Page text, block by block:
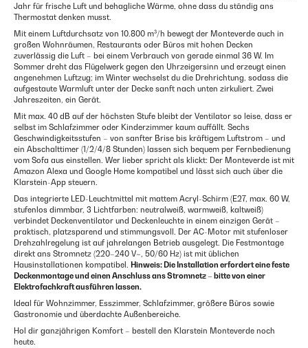
Jahr für frische Luft und behagliche Wärme, ohne dass du ständig ans
Thermostat denken musst.
Mit einem Luftdurchsatz von 10.800 m³/h bewegt der Monteverde auch in
großen Wohnräumen, Restaurants oder Büros mit hohen Decken
zuverlässig die Luft – bei einem Verbrauch von gerade einmal 36 W. Im
Sommer dreht das Flügelwerk gegen den Uhrzeigersinn und erzeugt einen
angenehmen Luftzug; im Winter wechselst du die Drehrichtung, sodass die
aufgestaute Warmluft unter der Decke sanft nach unten zirkuliert. Zwei
Jahreszeiten, ein Gerät.
Mit max. 40 dB auf der höchsten Stufe bleibt der Ventilator so leise, dass er
selbst im Schlafzimmer oder Kinderzimmer kaum auffällt. Sechs
Geschwindigkeitsstufen – von sanfter Brise bis kräftigem Luftstrom – und
ein Abschalttimer (1/2/4/8 Stunden) lassen sich bequem per Fernbedienung
vom Sofa aus einstellen. Wer lieber spricht als klickt: Der Monteverde ist mit
Amazon Alexa und Google Home kompatibel und lässt sich auch über die
Klarstein-App steuern.
Das integrierte LED-Leuchtmittel mit mattem Acryl-Schirm (E27, max. 60 W,
stufenlos dimmbar, 3 Lichtfarben: neutralweiß, warmweiß, kaltweiß)
verbindet Deckenventilator und Deckenleuchte in einem einzigen Gerät –
praktisch, platzsparend und stimmungsvoll. Der AC-Motor mit stufenloser
Drehzahlregelung ist auf jahrelangen Betrieb ausgelegt. Die Festmontage
direkt ans Stromnetz (220–240 V~, 50/60 Hz) ist mit üblichen
Hausinstallationen kompatibel. Hinweis: Die Installation erfordert eine feste
Deckenmontage und einen Anschluss ans Stromnetz – bitte von einer
Elektrofachkraft ausführen lassen.
Ideal für Wohnzimmer, Esszimmer, Schlafzimmer, größere Büros sowie
Gastronomie und überdachte Außenbereiche.
Hol dir ganzjährigen Komfort – bestell den Klarstein Monteverde noch
heute.